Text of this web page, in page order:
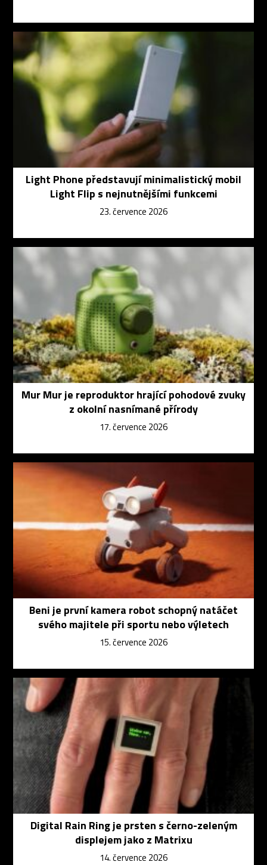
Light Phone představují minimalistický mobil
Light Flip s nejnutnějšími funkcemi
23. července 2026
Mur Mur je reproduktor hrající pohodové zvuky
z okolní nasnímané přírody
17. července 2026
Beni je první kamera robot schopný natáčet
svého majitele při sportu nebo výletech
15. července 2026
Digital Rain Ring je prsten s černo-zeleným
displejem jako z Matrixu
14. července 2026